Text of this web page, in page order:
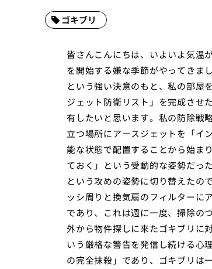
ゴキブリ
皆さんこんにちは、いよいよ気温
を開始する嫌な季節がやってきま
という強い決意のもと、私の部屋
ジェット防衛リスト」を完成させ
有したいと思います。私の防除戦
立つ場所にアースジェットを「イ
能な状態で配置することから始ま
ておく」という受動的な姿勢だっ
という攻めの姿勢に切り替えたの
ッシ周りと換気扇のフィルターに
であり、これは週に一度、掃除の
外から物件探しに来たゴキブリに
いう厳格な警告を発信し続ける心
の完全抹殺」であり、ゴキブリは